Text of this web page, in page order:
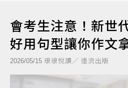
會考生注意！新世
好用句型讓你作文
2026/05/15 琅琅悅讀／ 遠流出版